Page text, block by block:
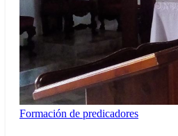
Formación de predicadores